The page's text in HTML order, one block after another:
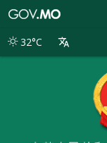
別
32°C